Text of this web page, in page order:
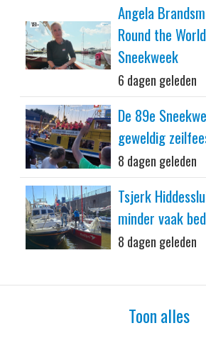
Angela
Round the
Sneekweek
6 dagen geleden
De 89e
geweldig
8 dagen geleden
Tsjerk
minder vaak
8 dagen geleden
Toon alles